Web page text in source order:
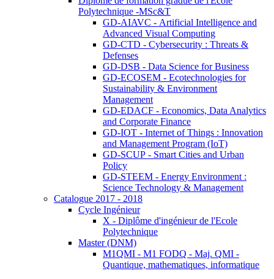
Polytechnique -MSc&T
GD-AIAVC - Artificial Intelligence and
Advanced Visual Computing
GD-CTD - Cybersecurity : Threats &
Defenses
GD-DSB - Data Science for Business
GD-ECOSEM - Ecotechnologies for
Sustainability & Environment
Management
GD-EDACF - Economics, Data Analytics
and Corporate Finance
GD-IOT - Internet of Things : Innovation
and Management Program (IoT)
GD-SCUP - Smart Cities and Urban
Policy
GD-STEEM - Energy Environment :
Science Technology & Management
Catalogue 2017 - 2018
Cycle Ingénieur
X - Diplôme d'ingénieur de l'Ecole
Polytechnique
Master (DNM)
M1QMI - M1 FODQ - Maj. QMI -
Quantique, mathematiques, informatique